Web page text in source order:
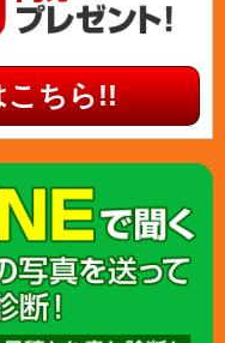
こちら!!